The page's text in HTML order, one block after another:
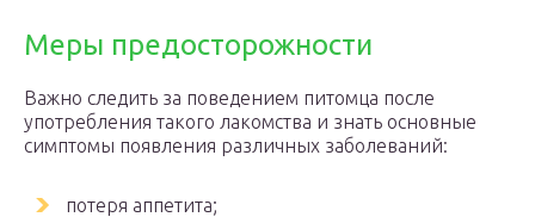
Меры предосторожности
Важно следить за поведением питомца после
употребления такого лакомства и знать основные
симптомы появления различных заболеваний:
потеря аппетита;